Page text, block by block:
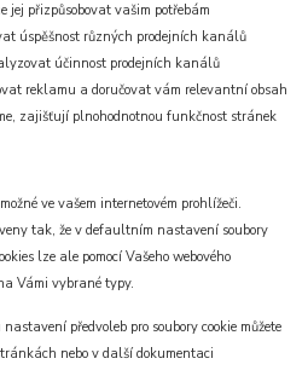
jej přizpůsobovat vašim potřebám
úspěšnost různých prodejních kanálů
účinnost prodejních kanálů
reklamu a doručovat vám relevantní obsah
zajišťují plnohodnotnou funkčnost stránek
ve vašem internetovém prohlížeči.
tak, že v defaultním nastavení soubory
lze ale pomocí Vašeho webového
Vámi vybrané typy.
předvoleb pro soubory cookie můžete
nebo v další dokumentaci